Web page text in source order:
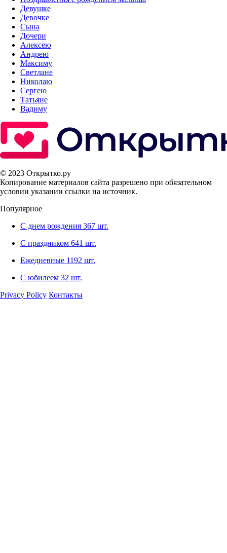
Девушке
Девочке
Сына
Дочери
Алексею
Андрею
Максиму
Светлане
Николаю
Сергею
Татьяне
Вадиму
© 2023 Открытко.ру
Копирование материалов сайта разрешено при обязательном
условии указании ссылки на источник.
Популярное
С днем рождения 367 шт.
С праздником 641 шт.
Ежедневные 1192 шт.
С юбилеем 32 шт.
Privacy Policy Контакты